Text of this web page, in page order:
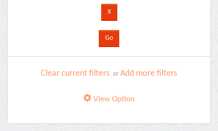
Clear current filters or Add more filters
View Option